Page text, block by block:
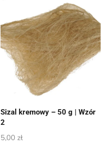
Sizal kremowy – 50 g | Wzór
2
5,00 zł